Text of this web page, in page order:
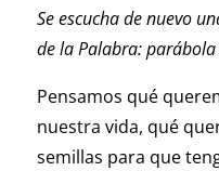
Se escucha de nuevo
de la Palabra:
Pensamos qué
nuestra vida, qué
semillas para que